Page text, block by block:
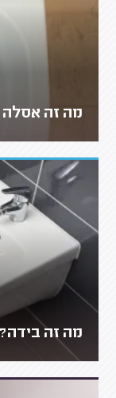
מה זה אסלה
מה זה בידה?